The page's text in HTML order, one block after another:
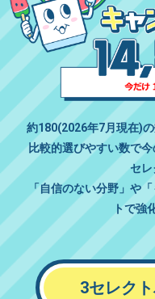
約180(2026年7月現在)
比較的選びやすい数で
セレ
「自信のない分野」や
トで強
3セレク